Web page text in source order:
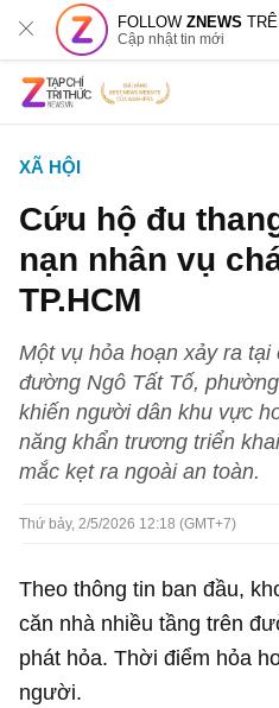
FOLLOWZNEWS
Cập nhật tin mới
XÃ HỘI
Cứu hộ đu
nạn nhân vụ
TP.HCM
Một vụ hỏa hoạn xảy ra
đường Ngô Tất Tố,
khiến người dân khu vực
năng khẩn trương triển
mắc kẹt ra ngoài an toàn.
Thứ bảy, 2/5/2026 12:18 (GMT+7)
Theo thông tin ban đầu,
căn nhà nhiều tầng trên
phát hỏa. Thời điểm hỏa
người.